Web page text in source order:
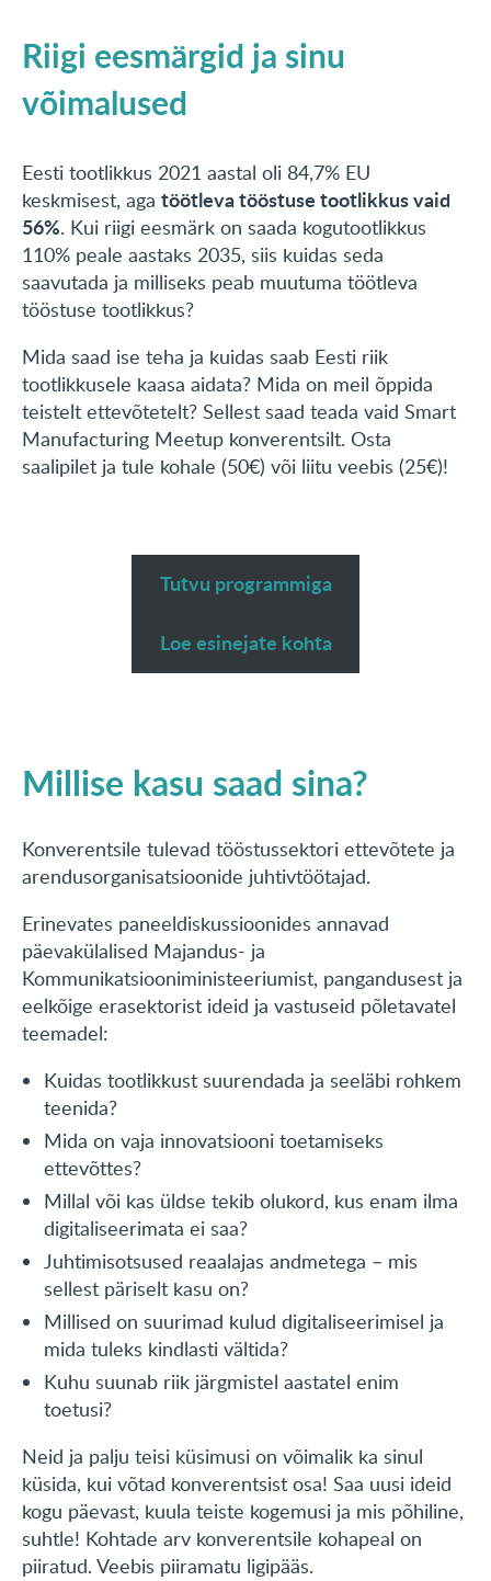
Riigi eesmärgid ja sinu
võimalused
Eesti tootlikkus 2021 aastal oli 84,7% EU
keskmisest, aga töötleva tööstuse tootlikkus vaid
56%. Kui riigi eesmärk on saada kogutootlikkus
110% peale aastaks 2035, siis kuidas seda
saavutada ja milliseks peab muutuma töötleva
tööstuse tootlikkus?
Mida saad ise teha ja kuidas saab Eesti riik
tootlikkusele kaasa aidata? Mida on meil õppida
teistelt ettevõtetelt? Sellest saad teada vaid Smart
Manufacturing Meetup konverentsilt. Osta
saalipilet ja tule kohale (50€) või liitu veebis (25€)!
Tutvu programmiga
Loe esinejate kohta
Millise kasu saad sina?
Konverentsile tulevad tööstussektori ettevõtete ja
arendusorganisatsioonide juhtivtöötajad.
Erinevates paneeldiskussioonides annavad
päevakülalised Majandus- ja
Kommunikatsiooniministeeriumist, pangandusest ja
eelkõige erasektorist ideid ja vastuseid põletavatel
teemadel:
Kuidas tootlikkust suurendada ja seeläbi rohkem
teenida?
Mida on vaja innovatsiooni toetamiseks
ettevõttes?
Millal või kas üldse tekib olukord, kus enam ilma
digitaliseerimata ei saa?
Juhtimisotsused reaalajas andmetega – mis
sellest päriselt kasu on?
Millised on suurimad kulud digitaliseerimisel ja
mida tuleks kindlasti vältida?
Kuhu suunab riik järgmistel aastatel enim
toetusi?
Neid ja palju teisi küsimusi on võimalik ka sinul
küsida, kui võtad konverentsist osa! Saa uusi ideid
kogu päevast, kuula teiste kogemusi ja mis põhiline,
suhtle! Kohtade arv konverentsile kohapeal on
piiratud. Veebis piiramatu ligipääs.